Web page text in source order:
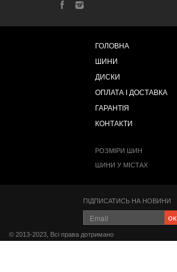
ГОЛОВНА
ШИНИ
ДИСКИ
ОПЛАТА І ДОСТАВКА
ГАРАНТІЯ
КОНТАКТИ
РОЗМІРИ ШИН
ШИНИ У МІСТАХ
ПІДПИСАТИСЬ НА НОВИНИ
ок
© 2013-2023, Всі права дотримано